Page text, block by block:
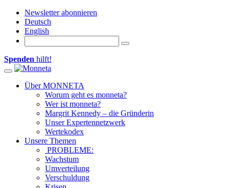
Newsletter abonnieren
Deutsch
English
Spenden hilft!
Toggle navigation
Über MONNETA
Worum geht es monneta?
Wer ist monneta?
Margrit Kennedy – die Gründerin
Unser Expertennetzwerk
Wertekodex
Unsere Themen
PROBLEME:
Wachstum
Umverteilung
Verschuldung